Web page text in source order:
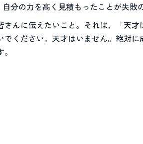
分の力を高く見積もったことが失敗
んに伝えたいこと。それは、「天
でください。天才はいません。絶対